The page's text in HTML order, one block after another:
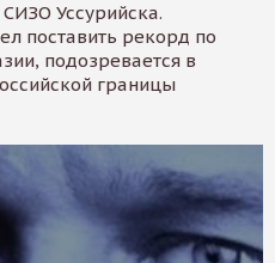
Уссурийска.
поставить рекорд по
подозревается в
границы